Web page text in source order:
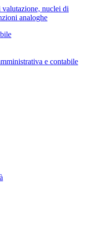
nuclei di
analoghe
e contabile